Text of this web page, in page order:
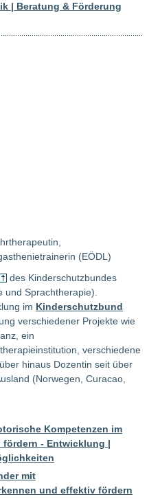
| Beratung & Förderung
(EÖDL)
des Kinderschutzbundes
und Sprachtherapie).
im Kinderschutzbund
verschiedener Projekte wie
ein
verschiedene
hinaus Dozentin seit über
(Norwegen, Curacao,
Kompetenzen im
- Entwicklung |
mit
und effektiv fördern